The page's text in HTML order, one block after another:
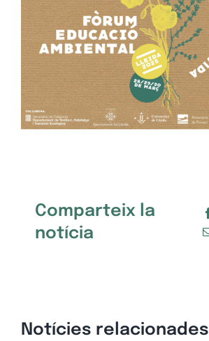
Comparteix la
notícia
Notícies relacionades